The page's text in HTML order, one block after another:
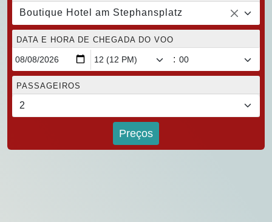
Boutique Hotel am Stephansplatz
DATA E HORA DE CHEGADA DO VOO
:
PASSAGEIROS
Preços